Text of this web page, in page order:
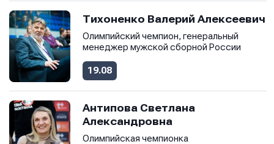
Тихоненко Валерий Алексеевич
Олимпийский чемпион, генеральный
менеджер мужской сборной России
19.08
Антипова Светлана
Александровна
Олимпийская чемпионка